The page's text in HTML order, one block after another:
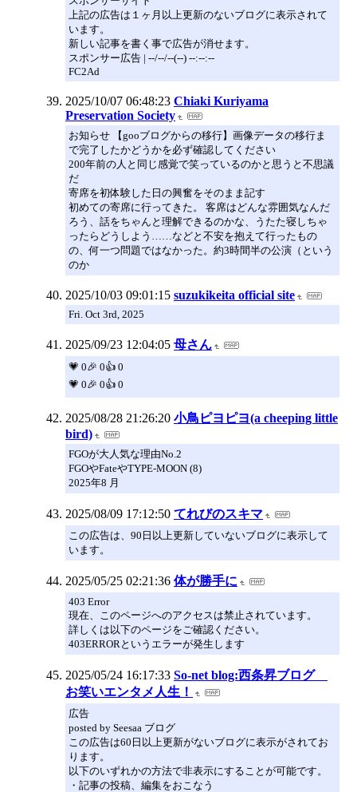
上記の広告は１ヶ月以上更新のないブログに表示されて
います。
新しい記事を書く事で広告が消せます。
スポンサー広告 | --/--/--(--) --:--:--
FC2Ad
2025/10/07 06:48:23 Chiaki Kuriyama
Preservation Society
お知らせ 【gooブログからの移行】画像データの移行ま
で完了したかどうかを必ず確認してください
200年前の人と同じ感覚で笑っているのかと思うと不思議
だ
寄席を初体験した日の興奮をそのまま記す
初めての寄席に行ってきた。 客席はどんな雰囲気なんだ
ろう、話をちゃんと理解できるのかな、うたた寝しちゃ
ったらどうしよう……などと不安を抱えて行ったもの
の、何一つ問題ではなかった。約3時間半の公演（という
のか
2025/10/03 09:01:15 suzukikeita official site
Fri. Oct 3rd, 2025
2025/09/23 12:04:05 母さん
💗 0🎉 0👍 0
💗 0🎉 0👍 0
2025/08/28 21:26:20 小鳥ピヨピヨ(a cheeping little
bird)
FGOが大人気な理由No.2
FGOやFateやTYPE-MOON (8)
2025年8 月
2025/08/09 17:12:50 てれびのスキマ
この広告は、90日以上更新していないブログに表示して
います。
2025/05/25 02:21:36 体が勝手に
403 Error
現在、このページへのアクセスは禁止されています。
詳しくは以下のページをご確認ください。
403ERRORというエラーが発生します
2025/05/24 16:17:33 So-net blog:西条昇ブログ
お笑いエンタメ人生！
広告
posted by Seesaa ブログ
この広告は60日以上更新がないブログに表示がされてお
ります。
以下のいずれかの方法で非表示にすることが可能です。
・記事の投稿、編集をおこなう